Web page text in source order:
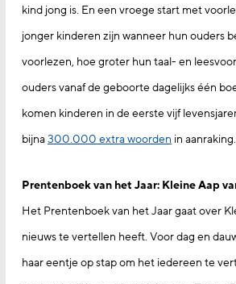
kind jong is. En een vroege start met
jonger kinderen zijn wanneer hun ouders
voorlezen, hoe groter hun taal- en
ouders vanaf de geboorte dagelijks één
komen kinderen in de eerste vijf
bijna300.000 extra woorden in aanraking.
Prentenboek van het Jaar: Kleine Aap
Het Prentenboek van het Jaar gaat over
nieuws te vertellen heeft. Voor dag en
haar eentje op stap om het iedereen te